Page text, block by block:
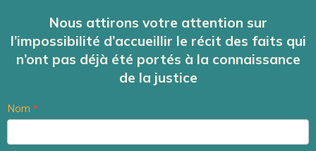
Nous attirons votre attention sur
l’impossibilité d’accueillir le récit des faits qui
n’ont pas déjà été portés à la connaissance
de la justice
Contact
principal
Nom *